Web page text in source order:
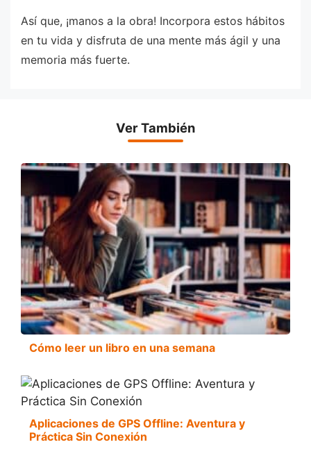
Así que, ¡manos a la obra! Incorpora estos hábitos
en tu vida y disfruta de una mente más ágil y una
memoria más fuerte.
Ver También
Cómo leer un libro en una semana
Aplicaciones de GPS Offline: Aventura y
Práctica Sin Conexión